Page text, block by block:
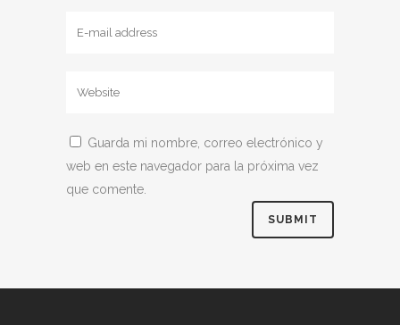
Guarda mi nombre, correo electrónico y
web en este navegador para la próxima vez
que comente.